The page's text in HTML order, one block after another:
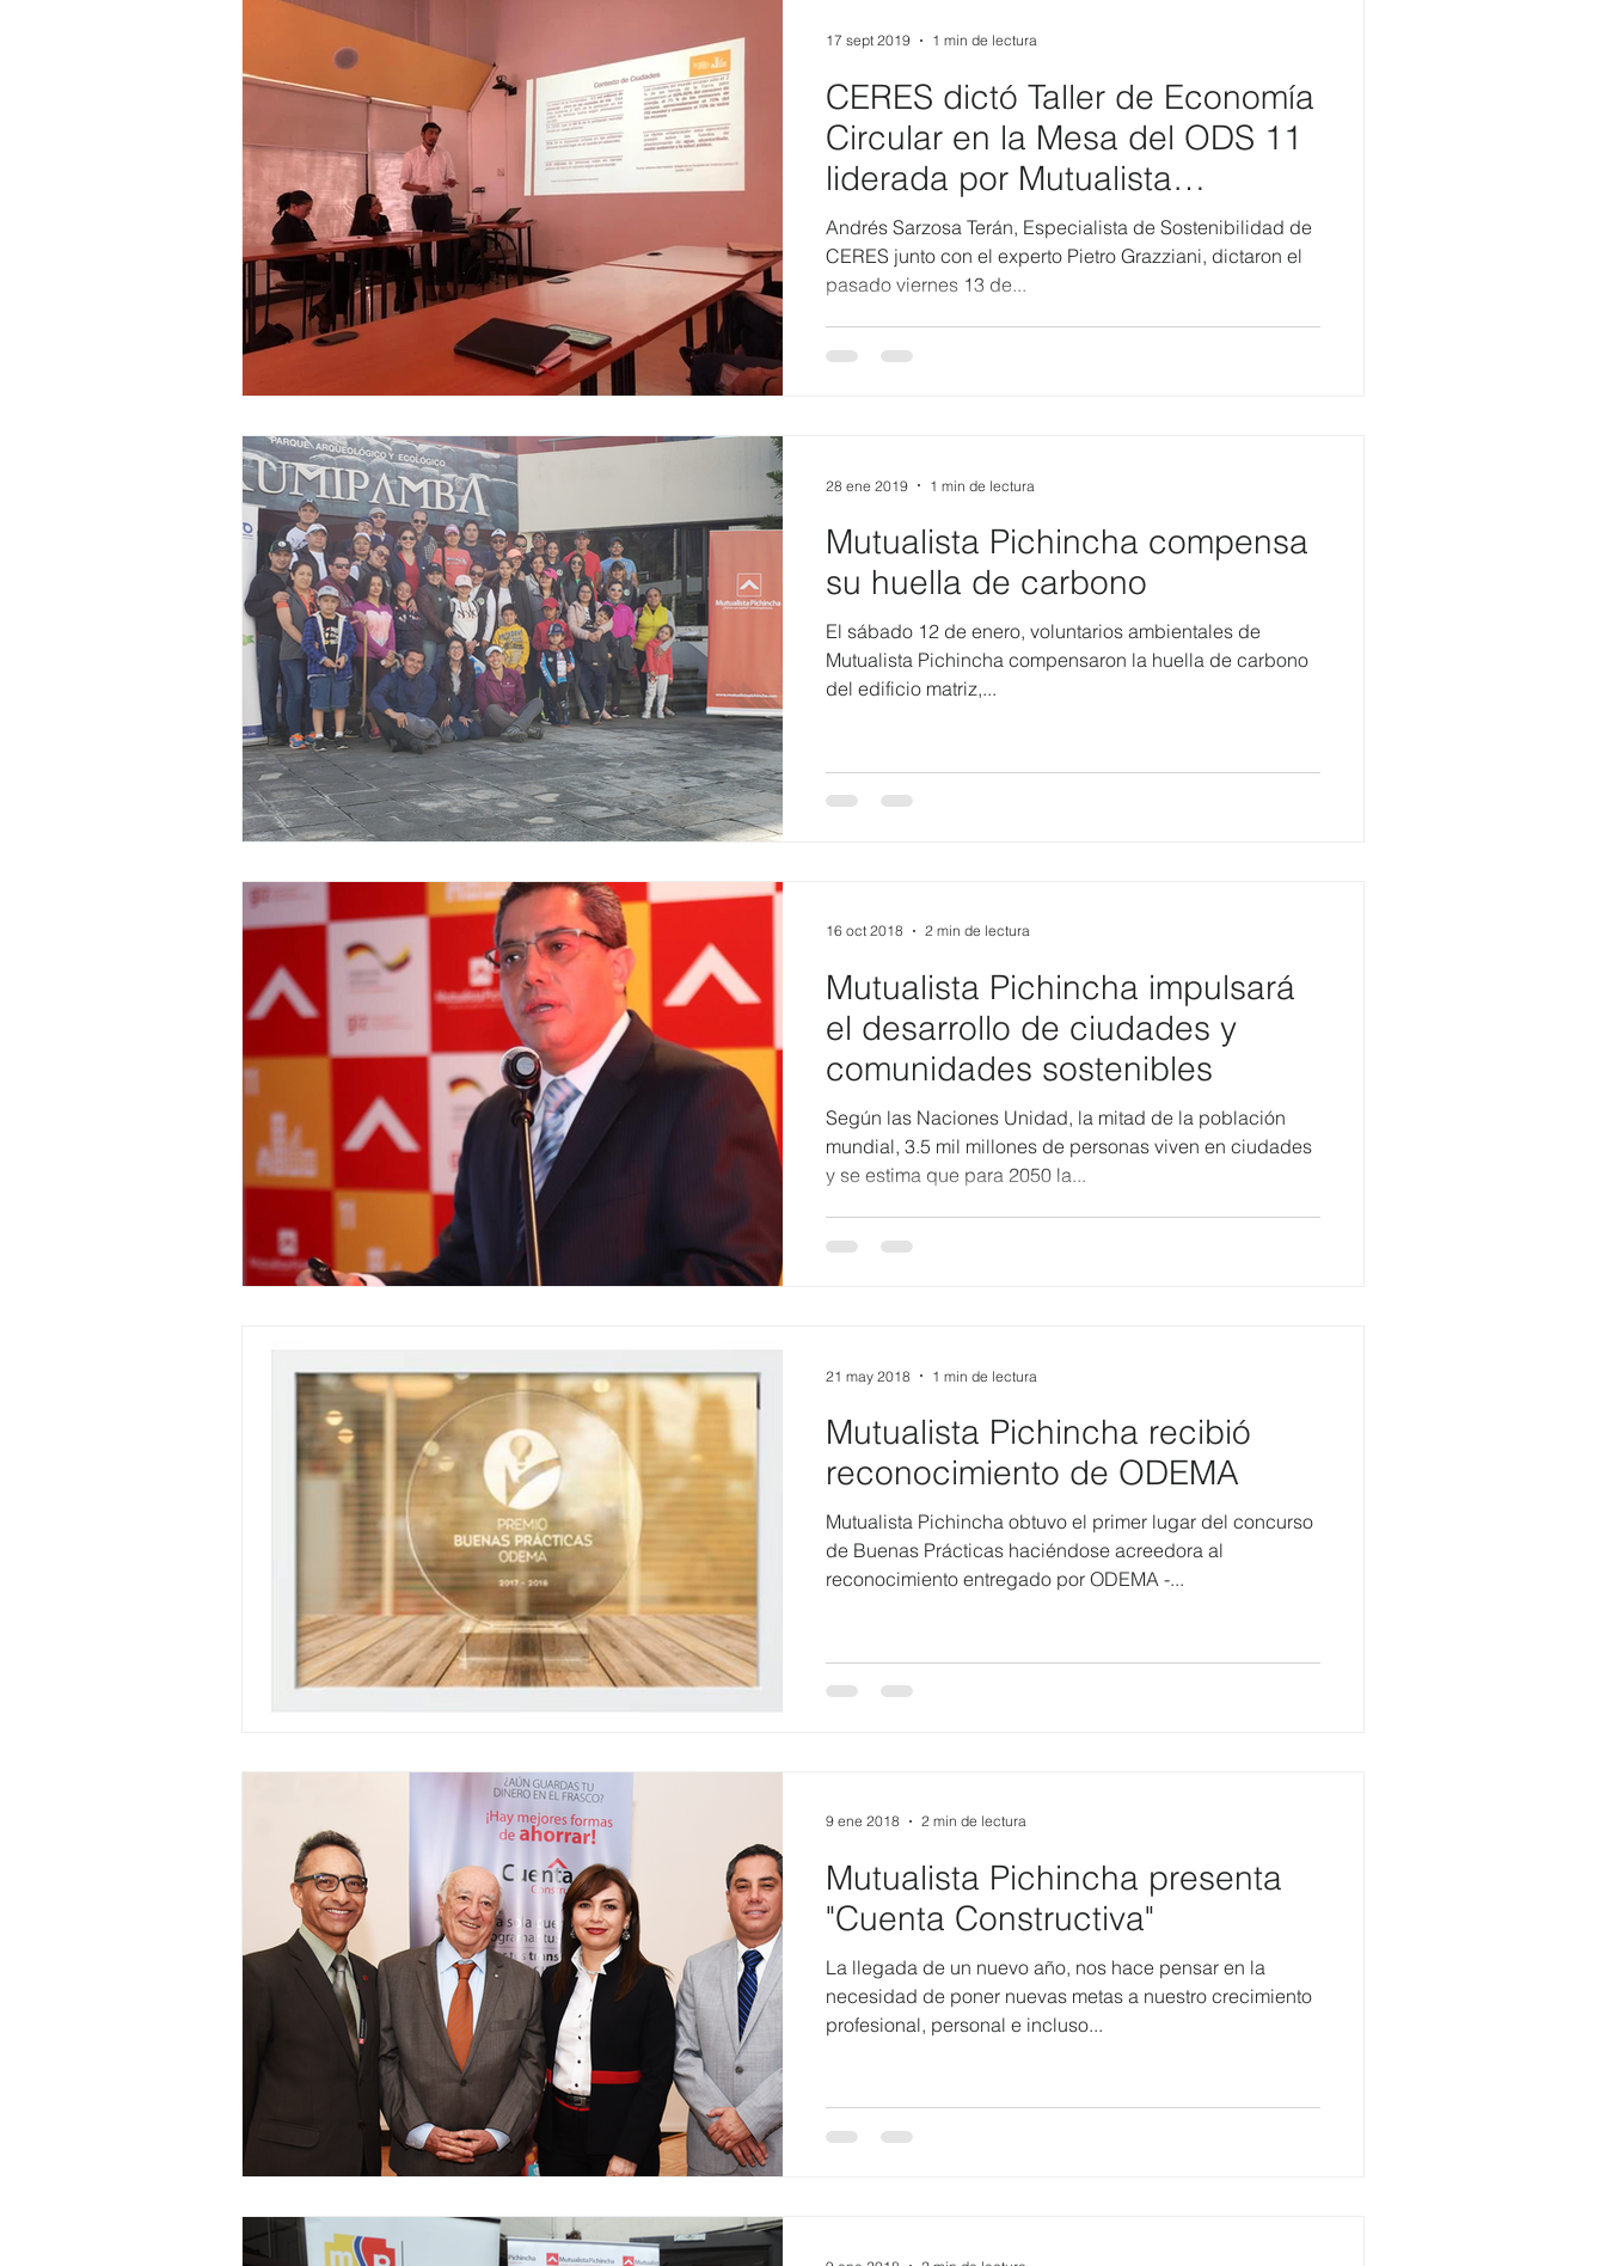
CERES dictó Taller de Economía
Circular en la Mesa del ODS 11
liderada por Mutualista
Pichincha
Andrés Sarzosa Terán, Especialista de Sostenibilidad de
CERES junto con el experto Pietro Grazziani, dictaron el
pasado viernes 13 de...
17 sept 2019 1 min de lectura
Mutualista Pichincha compensa
su huella de carbono
El sábado 12 de enero, voluntarios ambientales de
Mutualista Pichincha compensaron la huella de carbono
del edificio matriz,...
28 ene 2019 1 min de lectura
Mutualista Pichincha impulsará
el desarrollo de ciudades y
comunidades sostenibles
Según las Naciones Unidad, la mitad de la población
mundial, 3.5 mil millones de personas viven en ciudades
y se estima que para 2050 la...
16 oct 2018 2 min de lectura
Mutualista Pichincha recibió
reconocimiento de ODEMA
Mutualista Pichincha obtuvo el primer lugar del concurso
de Buenas Prácticas haciéndose acreedora al
reconocimiento entregado por ODEMA -...
21 may 2018 1 min de lectura
Mutualista Pichincha presenta
"Cuenta Constructiva"
La llegada de un nuevo año, nos hace pensar en la
necesidad de poner nuevas metas a nuestro crecimiento
profesional, personal e incluso...
9 ene 2018 2 min de lectura